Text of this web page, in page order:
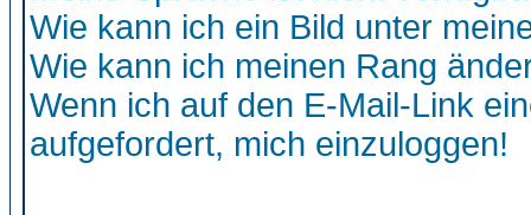
Wie kann ich ein Bild unter
Wie kann ich meinen Rang
Wenn ich auf den E-Mail-Link
aufgefordert, mich einzuloggen!